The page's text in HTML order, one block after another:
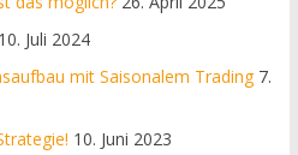
10. Juli 2024
mit Saisonalem Trading 7.
10. Juni 2023